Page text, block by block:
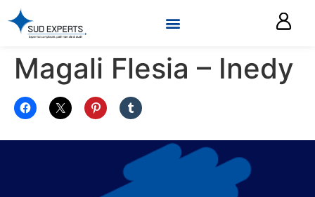
Magali Flesia – Inedy